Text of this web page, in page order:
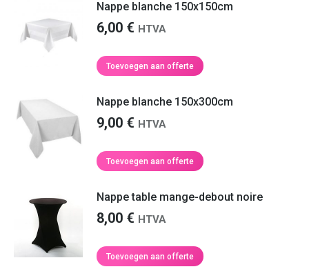
Nappe blanche 150x150cm
6,00 € HTVA
Toevoegen aan offerte
Nappe blanche 150x300cm
9,00 € HTVA
Toevoegen aan offerte
Nappe table mange-debout noire
8,00 € HTVA
Toevoegen aan offerte